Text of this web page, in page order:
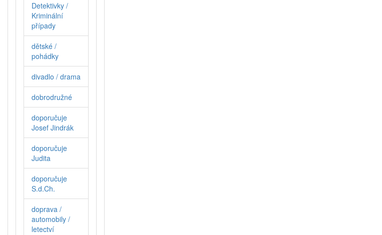
Detektivky /
Kriminální
případy
dětské /
pohádky
divadlo / drama
dobrodružné
doporučuje
Josef Jindrák
doporučuje
Judita
doporučuje
S.d.Ch.
doprava /
automobily /
letectví